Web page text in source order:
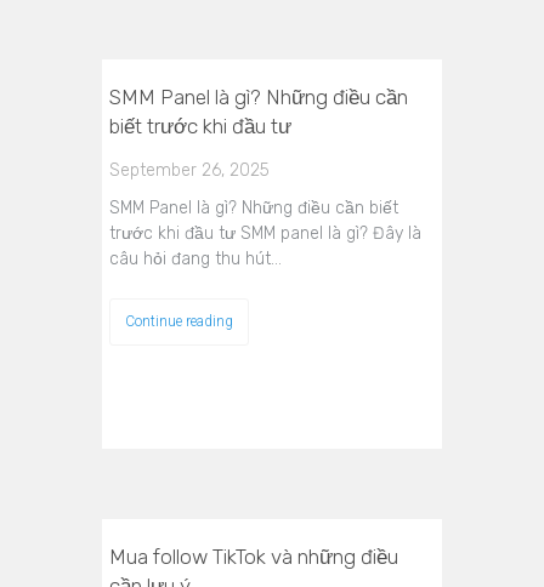
SMM Panel là gì? Những điều cần
biết trước khi đầu tư
September 26, 2025
SMM Panel là gì? Những điều cần biết
trước khi đầu tư SMM panel là gì? Đây là
câu hỏi đang thu hút…
Continue reading
Mua follow TikTok và những điều